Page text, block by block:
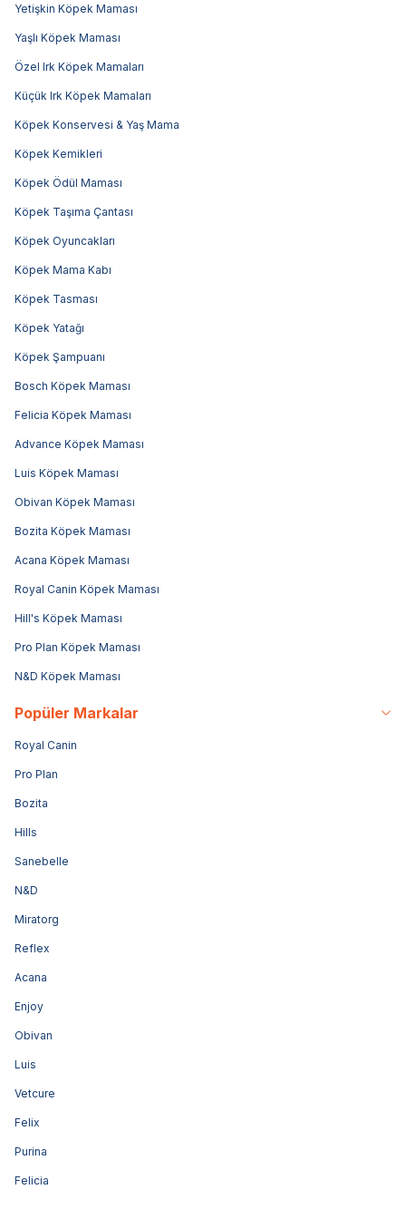
Yetişkin Köpek Maması
Yaşlı Köpek Maması
Özel Irk Köpek Mamaları
Küçük Irk Köpek Mamaları
Köpek Konservesi & Yaş Mama
Köpek Kemikleri
Köpek Ödül Maması
Köpek Taşıma Çantası
Köpek Oyuncakları
Köpek Mama Kabı
Köpek Tasması
Köpek Yatağı
Köpek Şampuanı
Bosch Köpek Maması
Felicia Köpek Maması
Advance Köpek Maması
Luis Köpek Maması
Obivan Köpek Maması
Bozita Köpek Maması
Acana Köpek Maması
Royal Canin Köpek Maması
Hill's Köpek Maması
Pro Plan Köpek Maması
N&D Köpek Maması
Popüler Markalar
Royal Canin
Pro Plan
Bozita
Hills
Sanebelle
N&D
Miratorg
Reflex
Acana
Enjoy
Obivan
Luis
Vetcure
Felix
Purina
Felicia